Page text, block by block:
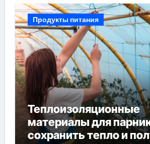
Продукты питания
Теплоизоляционные
материалы для
сохранить тепло и